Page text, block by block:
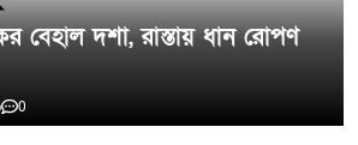
বেহাল দশা, রাস্তায় ধান রোপণ
0